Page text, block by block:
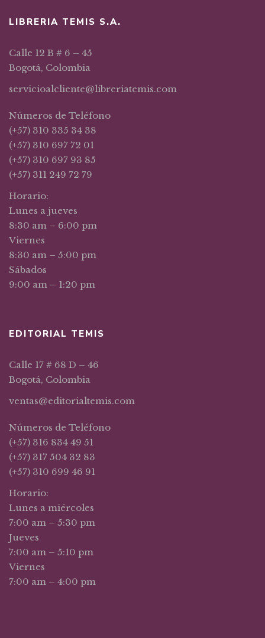
LIBRERIA TEMIS S.A.
Calle 12 B # 6 – 45
Bogotá, Colombia
servicioalcliente@libreriatemis.com
Números de Teléfono
(+57) 310 335 34 38
(+57) 310 697 72 01
(+57) 310 697 93 85
(+57) 311 249 72 79
Horario:
Lunes a jueves
8:30 am – 6:00 pm
Viernes
8:30 am – 5:00 pm
Sábados
9:00 am – 1:20 pm
EDITORIAL TEMIS
Calle 17 # 68 D – 46
Bogotá, Colombia
ventas@editorialtemis.com
Números de Teléfono
(+57) 316 834 49 51
(+57) 317 504 32 83
(+57) 310 699 46 91
Horario:
Lunes a miércoles
7:00 am – 5:30 pm
Jueves
7:00 am – 5:10 pm
Viernes
7:00 am – 4:00 pm